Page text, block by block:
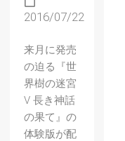
2016/07/22
来月に発売
の迫る『世
界樹の迷宮
V 長き神話
の果て』の
体験版が配